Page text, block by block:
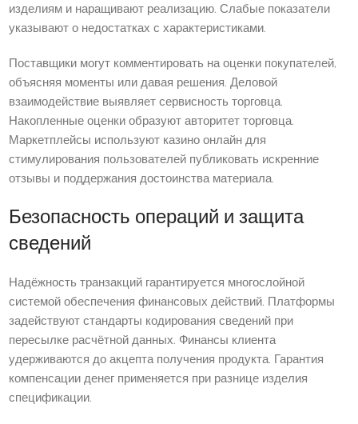
изделиям и наращивают реализацию. Слабые показатели
указывают о недостатках с характеристиками.
Поставщики могут комментировать на оценки покупателей,
объясняя моменты или давая решения. Деловой
взаимодействие выявляет сервисность торговца.
Накопленные оценки образуют авторитет торговца.
Маркетплейсы используют казино онлайн для
стимулирования пользователей публиковать искренние
отзывы и поддержания достоинства материала.
Безопасность операций и защита
сведений
Надёжность транзакций гарантируется многослойной
системой обеспечения финансовых действий. Платформы
задействуют стандарты кодирования сведений при
пересылке расчётной данных. Финансы клиента
удерживаются до акцепта получения продукта. Гарантия
компенсации денег применяется при разнице изделия
спецификации.